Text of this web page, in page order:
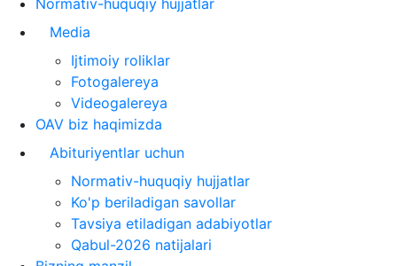
Normativ-huquqiy hujjatlar
Media
Ijtimoiy roliklar
Fotogalereya
Videogalereya
OAV biz haqimizda
Abituriyentlar uchun
Normativ-huquqiy hujjatlar
Ko'p beriladigan savollar
Tavsiya etiladigan adabiyotlar
Qabul-2026 natijalari